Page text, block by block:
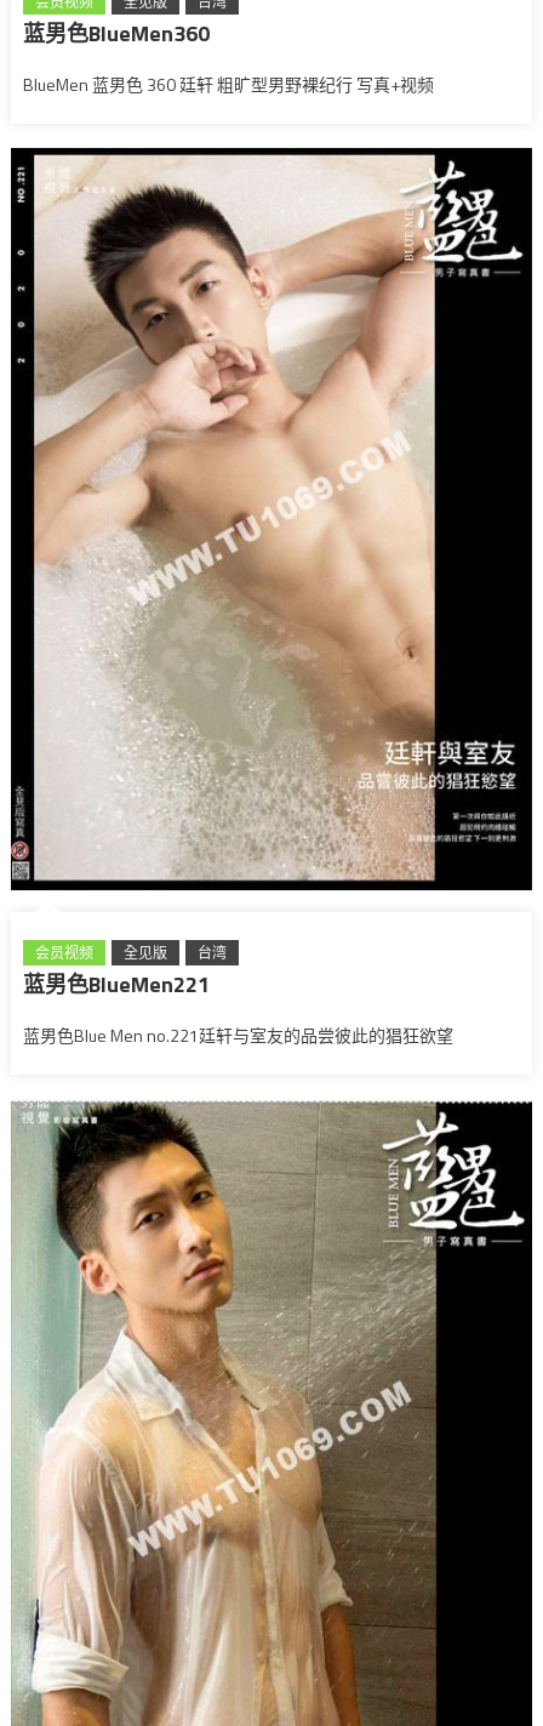
蓝男色BlueMen360
BlueMen 蓝男色 360 廷轩 粗旷型男野裸纪行 写真+视频
会员视频 全见版 台湾
蓝男色BlueMen221
蓝男色Blue Men no.221廷轩与室友的品尝彼此的猖狂欲望